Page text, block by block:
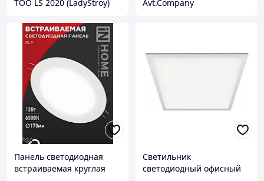
ТОО LS 2020 (LadyStroy) Avt.Company
Панель светодиодная
встраиваемая круглая
Светильник
светодиодный офисный